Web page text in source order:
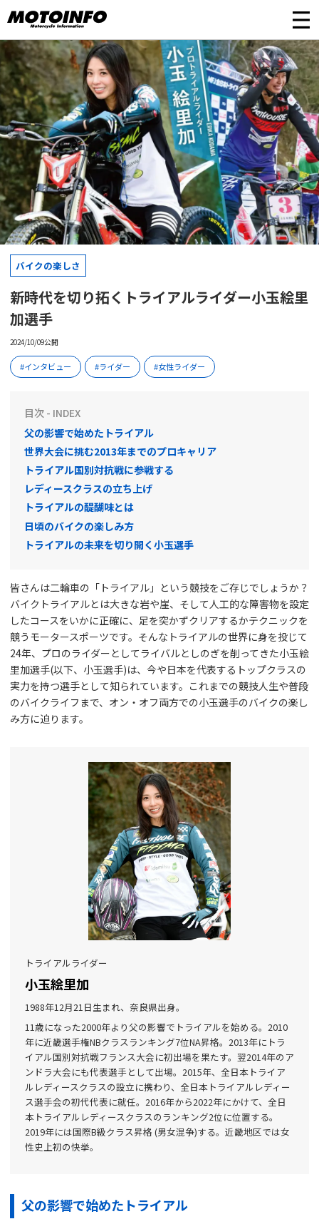
バイクの楽しさ
新時代を切り拓くトライアルライダー小玉絵里
加選手
2024/10/09公開
インタビュー ライダー 女性ライダー
目次 - INDEX
父の影響で始めたトライアル
世界大会に挑む2013年までのプロキャリア
トライアル国別対抗戦に参戦する
レディースクラスの立ち上げ
トライアルの醍醐味とは
日頃のバイクの楽しみ方
トライアルの未来を切り開く小玉選手
皆さんは二輪車の「トライアル」という競技をご存じでしょうか？
バイクトライアルとは大きな岩や崖、そして人工的な障害物を設定
したコースをいかに正確に、足を突かずクリアするかテクニックを
競うモータースポーツです。そんなトライアルの世界に身を投じて
24年、プロのライダーとしてライバルとしのぎを削ってきた小玉絵
里加選手(以下、小玉選手)は、今や日本を代表するトップクラスの
実力を持つ選手として知られています。これまでの競技人生や普段
のバイクライフまで、オン・オフ両方での小玉選手のバイクの楽し
み方に迫ります。
トライアルライダー
小玉絵里加
1988年12月21日生まれ、奈良県出身。
11歳になった2000年より父の影響でトライアルを始める。2010
年に近畿選手権NBクラスランキング7位NA昇格。2013年にトラ
イアル国別対抗戦フランス大会に初出場を果たす。翌2014年のア
ンドラ大会にも代表選手として出場。2015年、全日本トライア
ルレディースクラスの設立に携わり、全日本トライアルレディー
ス選手会の初代代表に就任。2016年から2022年にかけて、全日
本トライアルレディースクラスのランキング2位に位置する。
2019年には国際B級クラス昇格 (男女混争)する。近畿地区では女
性史上初の快挙。
父の影響で始めたトライアル